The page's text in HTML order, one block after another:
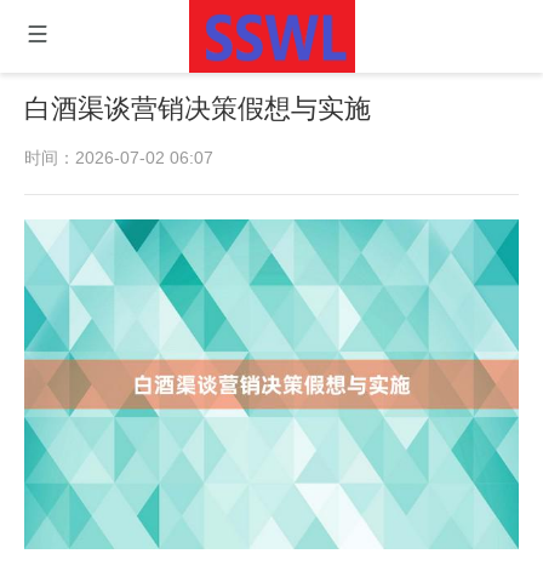
白酒渠谈营销决策假想与实施
时间：2026-07-02 06:07